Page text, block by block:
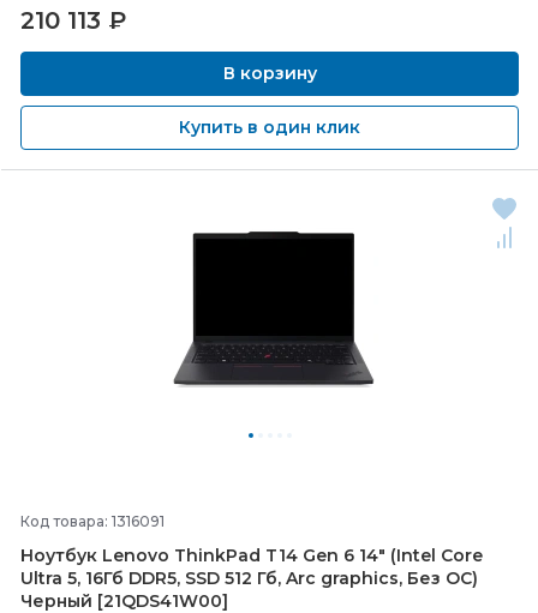
210 113 ₽
В корзину
Купить в один клик
Код товара: 1316091
Ноутбук Lenovo ThinkPad T14 Gen 6 14" (Intel Core
Ultra 5, 16Гб DDR5, SSD 512 Гб, Arc graphics, Без ОС)
Черный [21QDS41W00]